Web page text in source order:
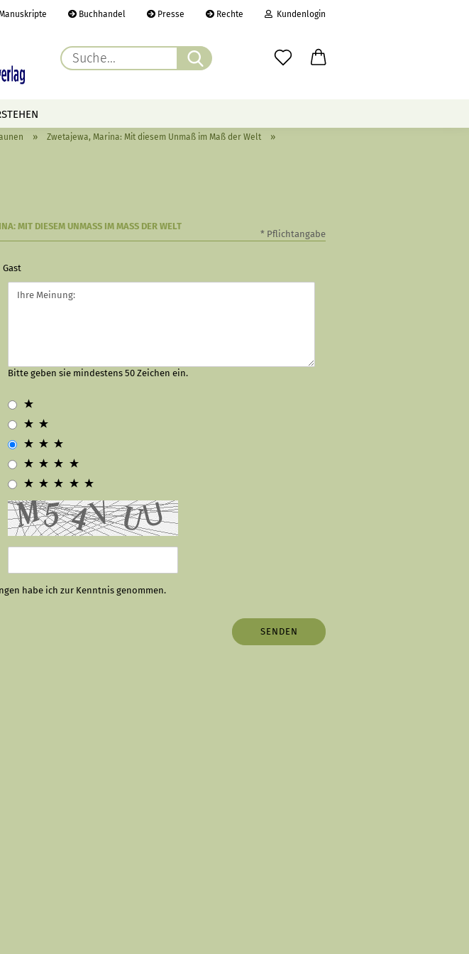
Buchhandel Presse Rechte Kundenlogin
Passwort
Suche...
TERMINE HÖREN & SEHEN ÜBER UNS CHRONIK
» Zwetajewa, Marina: Mit diesem Unmaß im Maß der Welt »
MIT DIESEM UNMASS IM MASS DER WELT
Gast
Bitte geben sie mindestens 50 Zeichen ein.
habe ich zur Kenntnis genommen.
SENDEN
* Pflichtangabe